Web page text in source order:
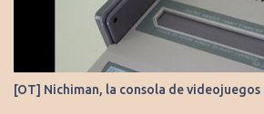
redes. Spotify YouTube. Twitter -
https://twitter.com/CronicasGoomba
https://www.instagram.com/
https://www.facebook.com/
plataforma nos puedes agregar con el
[OT] Nichiman, la consola de